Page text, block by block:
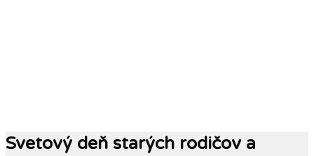
Svetový deň starých rodičov a